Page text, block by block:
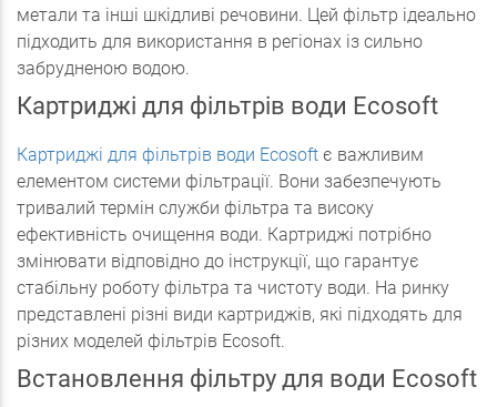
метали та інші шкідливі речовини. Цей фільтр ідеально
підходить для використання в регіонах із сильно
забрудненою водою.
Картриджі для фільтрів води Ecosoft
Картриджі для фільтрів води Ecosoft є важливим
елементом системи фільтрації. Вони забезпечують
тривалий термін служби фільтра та високу
ефективність очищення води. Картриджі потрібно
змінювати відповідно до інструкції, що гарантує
стабільну роботу фільтра та чистоту води. На ринку
представлені різні види картриджів, які підходять для
різних моделей фільтрів Ecosoft.
Встановлення фільтру для води Ecosoft